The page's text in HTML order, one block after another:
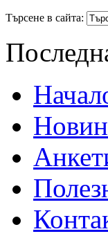
Търсене в сайта: